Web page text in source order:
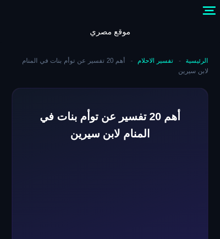
موقع مصري
الرئيسية - تفسير الاحلام -
أهم 20 تفسير عن توأم بنات في المنام
لابن سيرين
أهم 20 تفسير عن توأم بنات في
المنام لابن سيرين